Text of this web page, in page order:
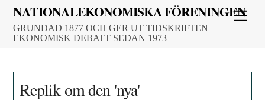
Skip
content
NATIONALEKONOMISKA FÖRENINGEN
GRUNDAD 1877 OCH GER UT TIDSKRIFTEN
EKONOMISK DEBATT SEDAN 1973
Replik om den 'nya'